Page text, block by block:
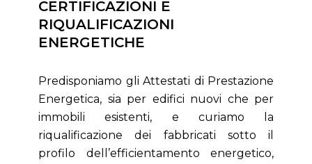
CERTIFICAZIONI E
RIQUALIFICAZIONI
ENERGETICHE
Predisponiamo gli Attestati di Prestazione
Energetica, sia per edifici nuovi che per
immobili esistenti, e curiamo la
riqualificazione dei fabbricati sotto il
profilo dell’efficientamento energetico,